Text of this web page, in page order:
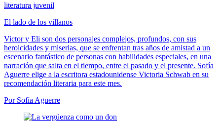
literatura juvenil
El lado de los villanos
Victor y Eli son dos personajes complejos, profundos, con sus
heroicidades y miserias, que se enfrentan tras años de amistad a un
escenario fantástico de personas con habilidades especiales, en una
narración que salta en el tiempo, entre el pasado y el presente. Sofía
Aguerre elige a la escritora estadounidense Victoria Schwab en su
recomendación literaria para este mes.
Por Sofía Aguerre